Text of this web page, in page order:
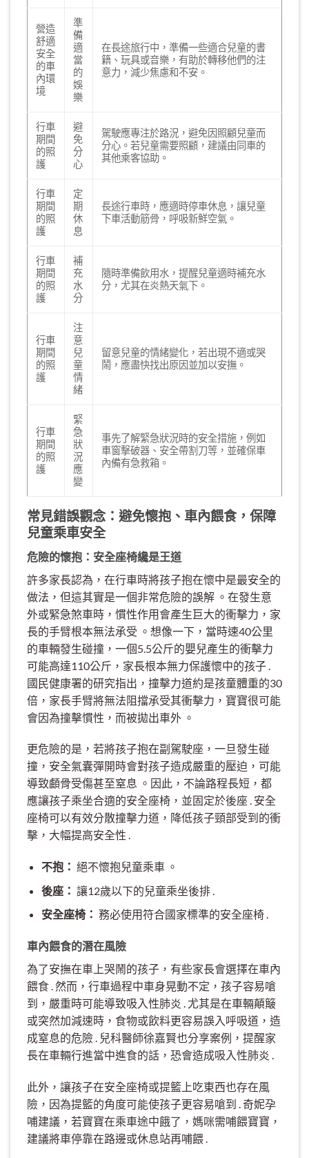
營造
舒適
安全
的車
內環
境
準
備
適
當
的
娛
樂
在長途旅行中，準備一些適合兒童的書
籍、玩具或音樂，有助於轉移他們的注
意力，減少焦慮和不安。
行車
期間
的照
護
避
免
分
心
駕駛應專注於路況，避免因照顧兒童而
分心。若兒童需要照顧，建議由同車的
其他乘客協助。
行車
期間
的照
護
定
期
休
息
長途行車時，應適時停車休息，讓兒童
下車活動筋骨，呼吸新鮮空氣。
行車
期間
的照
護
補
充
水
分
隨時準備飲用水，提醒兒童適時補充水
分，尤其在炎熱天氣下。
行車
期間
的照
護
注
意
兒
童
情
緒
留意兒童的情緒變化，若出現不適或哭
鬧，應盡快找出原因並加以安撫。
行車
期間
的照
護
緊
急
狀
況
應
變
事先了解緊急狀況時的安全措施，例如
車窗擊破器、安全帶割刀等，並確保車
內備有急救箱。
常見錯誤觀念：避免懷抱、車內餵食，保障
兒童乘車安全
危險的懷抱：安全座椅纔是王道
許多家長認為，在行車時將孩子抱在懷中是最安全的
做法，但這其實是一個非常危險的誤解 。在發生意
外或緊急煞車時，慣性作用會產生巨大的衝擊力，家
長的手臂根本無法承受 。想像一下，當時速40公里
的車輛發生碰撞，一個5.5公斤的嬰兒產生的衝擊力
可能高達110公斤，家長根本無力保護懷中的孩子 .
國民健康署的研究指出，撞擊力道約是孩童體重的30
倍，家長手臂將無法阻擋承受其衝擊力，寶寶很可能
會因為撞擊慣性，而被拋出車外 。
更危險的是，若將孩子抱在副駕駛座，一旦發生碰
撞，安全氣囊彈開時會對孩子造成嚴重的壓迫，可能
導致顱骨受傷甚至窒息 。因此，不論路程長短，都
應讓孩子乘坐合適的安全座椅，並固定於後座 . 安全
座椅可以有效分散撞擊力道，降低孩子頸部受到的衝
擊，大幅提高安全性 .
不抱： 絕不懷抱兒童乘車 。
後座： 讓12歲以下的兒童乘坐後排 .
安全座椅： 務必使用符合國家標準的安全座椅 .
車內餵食的潛在風險
為了安撫在車上哭鬧的孩子，有些家長會選擇在車內
餵食 . 然而，行車過程中車身晃動不定，孩子容易嗆
到，嚴重時可能導致吸入性肺炎 . 尤其是在車輛顛簸
或突然加減速時，食物或飲料更容易誤入呼吸道，造
成窒息的危險 . 兒科醫師徐嘉賢也分享案例，提醒家
長在車輛行進當中進食的話，恐會造成吸入性肺炎 .
此外，讓孩子在安全座椅或提籃上吃東西也存在風
險，因為提籃的角度可能使孩子更容易嗆到 . 奇妮孕
哺建議，若寶寶在乘車途中餓了，媽咪需哺餵寶寶，
建議將車停靠在路邊或休息站再哺餵 .